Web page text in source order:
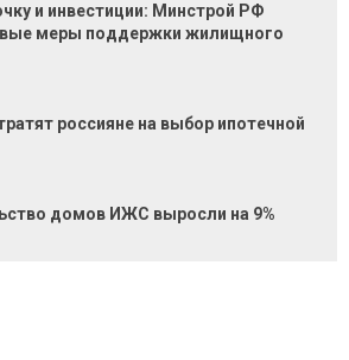
и инвестиции: Минстрой РФ
меры поддержки жилищного
россияне на выбор ипотечной
домов ИЖС выросли на 9%